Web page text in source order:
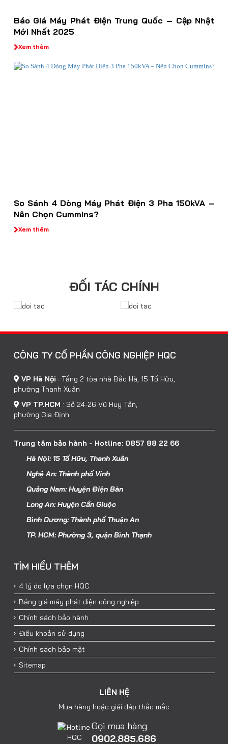
Báo Giá Máy Phát Điện Trung Quốc – Cập Nhật
Mới Nhất 2025
Xem thêm
So Sánh 4 Dòng Máy Phát Điện 3 Pha 150kVA –
Nên Chọn Cummins?
Xem thêm
ĐỐI TÁC CHÍNH
CÔNG TY CỔ PHẦN CÔNG NGHIỆP HQC
VP Hà Nội : Tầng 2 tòa nhà Bắc Hà, 15 Tố Hữu,
phường Thanh Xuân
VP TP.HCM : Số 24-26 Vũ Huy Tấn,
phường Gia Định
Trung tâm bảo hành - Hotline: 0857 88 22 66
Hà Nội: 15 Tố Hữu, Thanh Xuân
Nghệ An: Thành phố Vinh
Quảng Nam: Huyện Điện Bàn
Long An: Huyện Cần Giuộc
Bình Dương: Thành phố Thuận An
TP. HCM: Phường 3, quận Bình Thạnh
TÌM HIỂU THÊM
4 lý do lựa chọn HQC
Bảng giá máy phát điện công nghiệp
Chính sách bảo hành
Điều khoản sử dụng
Chính sách bảo mật
Sitemap
LIÊN HỆ
Mua hàng hoặc giải đáp thắc mắc
Gọi mua hàng
0902.885.686